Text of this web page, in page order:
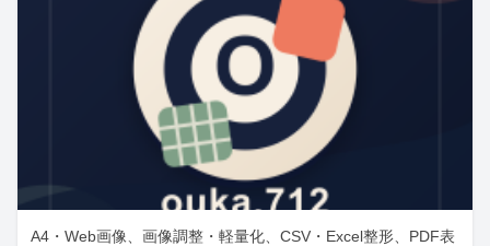
A4・Web画像、画像調整・軽量化、CSV・Excel整形、PDF表